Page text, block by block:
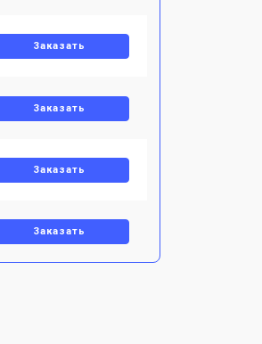
Заказать
Заказать
Заказать
Заказать